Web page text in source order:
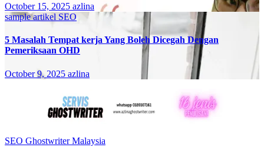
October 15, 2025 azlina
sample artikel SEO
5 Masalah Tempat kerja Yang Boleh Dicegah Dengan
Pemeriksaan OHD
October 9, 2025 azlina
SEO Ghostwriter Malaysia